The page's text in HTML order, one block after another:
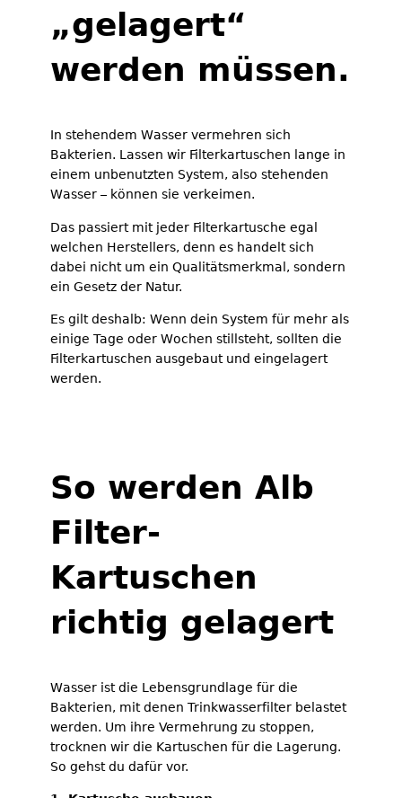
„gelagert“
werden müssen.
In stehendem Wasser vermehren sich
Bakterien. Lassen wir Filterkartuschen lange in
einem unbenutzten System, also stehenden
Wasser – können sie verkeimen.
Das passiert mit jeder Filterkartusche egal
welchen Herstellers, denn es handelt sich
dabei nicht um ein Qualitätsmerkmal, sondern
ein Gesetz der Natur.
Es gilt deshalb: Wenn dein System für mehr als
einige Tage oder Wochen stillsteht, sollten die
Filterkartuschen ausgebaut und eingelagert
werden.
So werden Alb
Filter-
Kartuschen
richtig gelagert
Wasser ist die Lebensgrundlage für die
Bakterien, mit denen Trinkwasserfilter belastet
werden. Um ihre Vermehrung zu stoppen,
trocknen wir die Kartuschen für die Lagerung.
So gehst du dafür vor.